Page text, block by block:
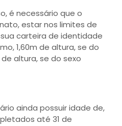
é necessário que o
estar nos limites de
carteira de identidade
1,60m de altura, se do
altura, se do sexo
ainda possuir idade de,
até 31 de